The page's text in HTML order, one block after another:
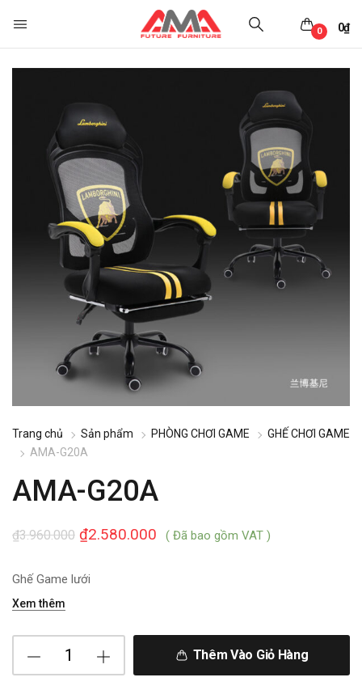
0₫
0
Trang chủ Sản phẩm PHÒNG CHƠI GAME
GHẾ CHƠI GAME
AMA-G20A
AMA-G20A
3.960.000
₫ 2.580.000
₫ ( Đã bao gồm VAT )
Ghế Game lưới
Xem thêm
Thêm Vào Giỏ Hàng